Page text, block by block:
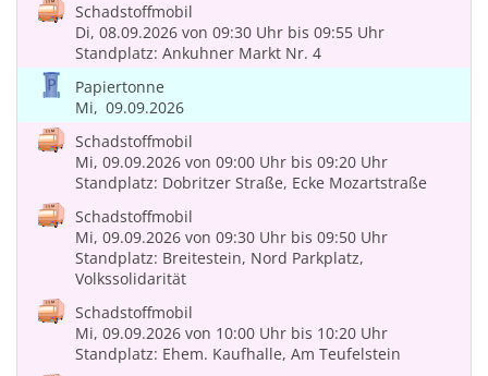
Schadstoffmobil
Di, 08.09.2026 von 09:30 Uhr bis 09:55 Uhr
Standplatz: Ankuhner Markt Nr. 4
Papiertonne
Mi, 09.09.2026
Schadstoffmobil
Mi, 09.09.2026 von 09:00 Uhr bis 09:20 Uhr
Standplatz: Dobritzer Straße, Ecke Mozartstraße
Schadstoffmobil
Mi, 09.09.2026 von 09:30 Uhr bis 09:50 Uhr
Standplatz: Breitestein, Nord Parkplatz,
Volkssolidarität
Schadstoffmobil
Mi, 09.09.2026 von 10:00 Uhr bis 10:20 Uhr
Standplatz: Ehem. Kaufhalle, Am Teufelstein